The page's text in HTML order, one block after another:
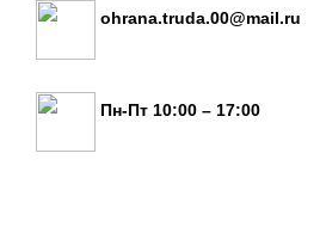
ohrana.truda.00@mail.ru
Пн-Пт 10:00 – 17:00